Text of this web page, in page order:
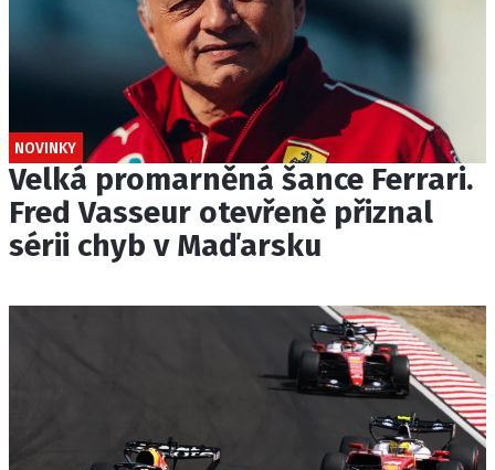
NOVINKY
Velká promarněná šance Ferrari.
Fred Vasseur otevřeně přiznal
sérii chyb v Maďarsku